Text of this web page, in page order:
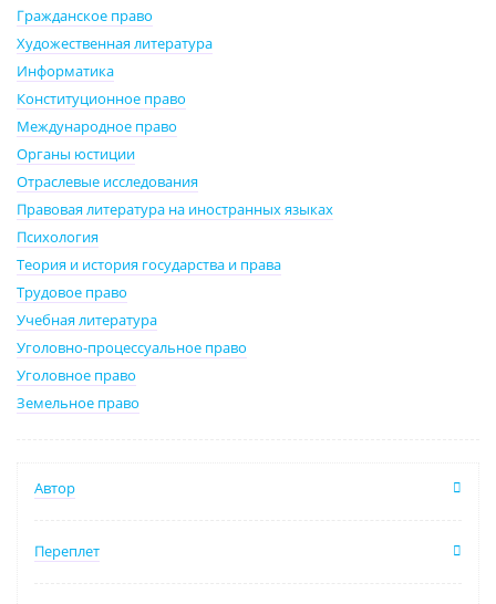
Гражданское право
Художественная литература
Информатика
Конституционное право
Международное право
Органы юстиции
Отраслевые исследования
Правовая литература на иностранных языках
Психология
Теория и история государства и права
Трудовое право
Учебная литература
Уголовно-процессуальное право
Уголовное право
Земельное право
Автор
Переплет